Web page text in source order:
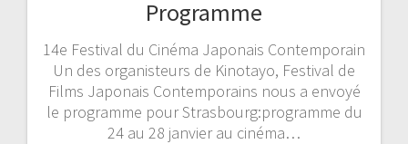
Programme
14e Festival du Cinéma Japonais Contemporain
Un des organisteurs de Kinotayo, Festival de
Films Japonais Contemporains nous a envoyé
le programme pour Strasbourg:programme du
24 au 28 janvier au cinéma…